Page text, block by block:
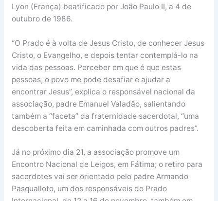
Lyon (França) beatificado por João Paulo II, a 4 de
outubro de 1986.
“O Prado é à volta de Jesus Cristo, de conhecer Jesus
Cristo, o Evangelho, e depois tentar contemplá-lo na
vida das pessoas. Perceber em que é que estas
pessoas, o povo me pode desafiar e ajudar a
encontrar Jesus”, explica o responsável nacional da
associação, padre Emanuel Valadão, salientando
também a “faceta” da fraternidade sacerdotal, “uma
descoberta feita em caminhada com outros padres”.
Já no próximo dia 21, a associação promove um
Encontro Nacional de Leigos, em Fátima; o retiro para
sacerdotes vai ser orientado pelo padre Armando
Pasqualloto, um dos responsáveis do Prado